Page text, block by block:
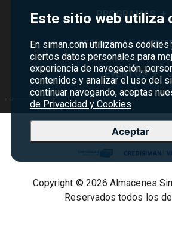
Este sitio web utiliza
En siman.com utilizamos
ciertos datos personales para
experiencia de navegación,
contenidos y analizar el uso del
continuar navegando, aceptas
de Privacidad y Cookies
Aceptar
Quiénes Somos
Historia
Sucursales
Servicios
Empleos Siman
PROGRAMAS +
Monedero
Certificados de
Siman PRO
Credisiman
SERVICIO AL
Preguntas
Política de devoluciones y
Contáctenos
Seguridad del sitio
Política de
Términos y
EVENTOS +
Rebajas
Madres
Copyright © 2026 Almacenes
Reservados todos los